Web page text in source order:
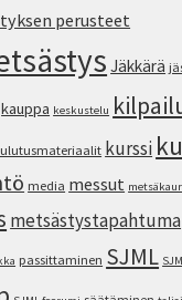
perusteet
Jäkkärä
kauppa keskustelu
kurssi
media messut
metsästystapahtuma
passittaminen SJML